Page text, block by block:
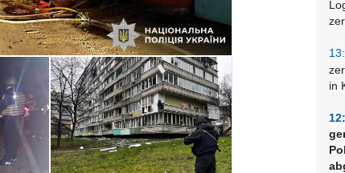
in